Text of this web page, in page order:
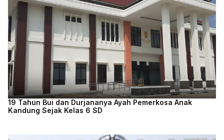
19 Tahun Bui dan Durjananya Ayah Pemerkosa Anak
Kandung Sejak Kelas 6 SD